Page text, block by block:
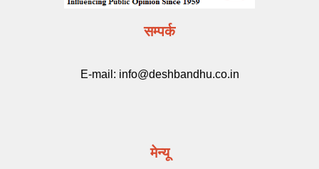
सम्पर्क
E-mail: info@deshbandhu.co.in
मेन्यू